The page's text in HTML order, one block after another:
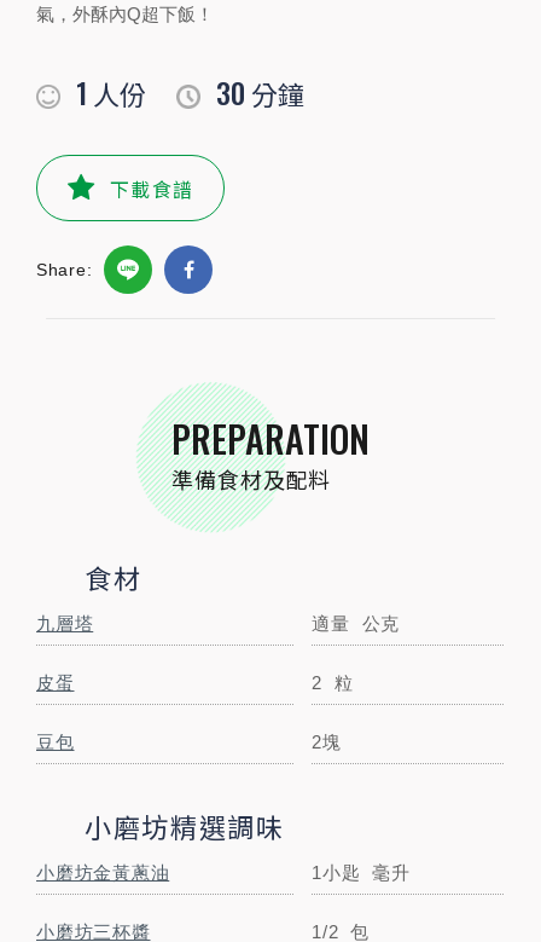
氣，外酥內Q超下飯！
1 人份 30 分鐘
下載食譜
Share:
PREPARATION
準備食材及配料
食材
九層塔 適量 公克
皮蛋 2 粒
豆包 2塊
小磨坊精選調味
小磨坊金黃蔥油 1小匙 毫升
小磨坊三杯醬 1/2 包
九層塔
皮蛋
豆包
小磨坊精選調味
STEP BY STEP
跟著步驟一起做料理